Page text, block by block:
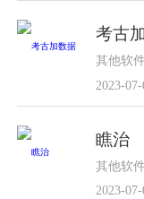
考古
其他软
2023-
瞧治
其他软
2023-